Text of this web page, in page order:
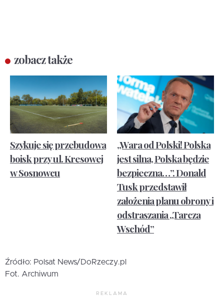
zobacz także
Szykuje się przebudowa
boisk przy ul. Kresowej
w Sosnowcu
„Wara od Polski! Polska
jest silna, Polska będzie
bezpieczna…”. Donald
Tusk przedstawił
założenia planu obrony i
odstraszania „Tarcza
Wschód”
Źródło: Polsat News/DoRzeczy.pl
Fot. Archiwum
REKLAMA